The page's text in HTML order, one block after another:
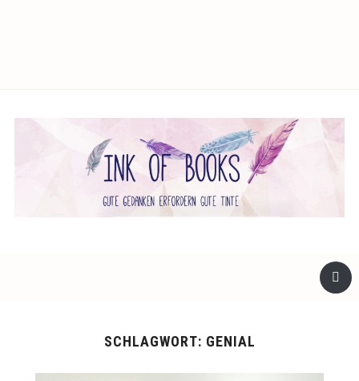
SCHLAGWORT: GENIAL